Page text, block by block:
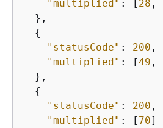
"multiplied" : [ 28 ,
  },
{
"statusCode" : 200 ,
"multiplied" : [49 ,
  },
{
"statusCode" : 200 ,
"multiplied" : [ 70]